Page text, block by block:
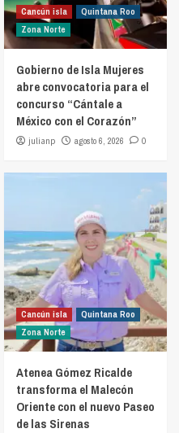
Cancún isla
Quintana Roo
Zona Norte
Gobierno de Isla Mujeres
abre convocatoria para el
concurso “Cántale a
México con el Corazón”
julianp agosto 6, 2026 0
Cancún isla
Quintana Roo
Zona Norte
Atenea Gómez Ricalde
transforma el Malecón
Oriente con el nuevo Paseo
de las Sirenas